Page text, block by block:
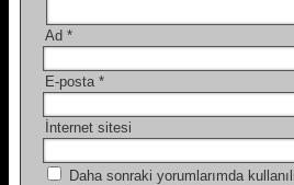
Ad *
E-posta *
İnternet sitesi
Daha sonraki yorumlarımda